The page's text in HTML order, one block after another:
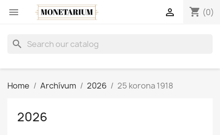
 shopping_cart (0)

search
Home Archívum 2026 25 korona 1918
2026